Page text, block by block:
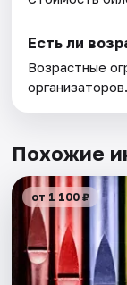
Есть ли
Возрастные
организаторов.
Похожие
от 1 100 ₽